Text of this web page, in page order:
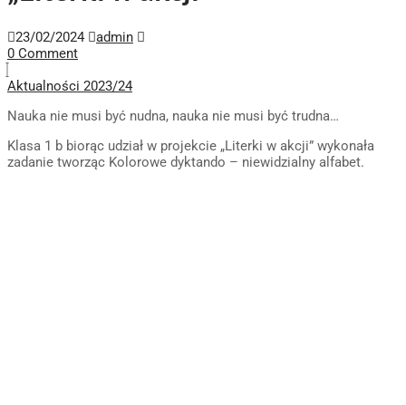
23/02/2024
admin
0 Comment
Aktualności 2023/24
Nauka nie musi być nudna, nauka nie musi być trudna…
Klasa 1 b biorąc udział w projekcie „Literki w akcji” wykonała
zadanie tworząc Kolorowe dyktando – niewidzialny alfabet.